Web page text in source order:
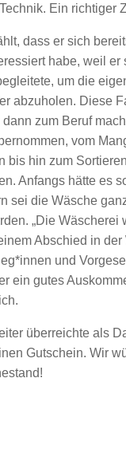
Ein richtiger
dass er sich
habe, weil er
um die
abzuholen. Diese
zum Beruf
vom
bis hin zum
Anfangs hätte es
sei die Wäsche
„Die Wäscherei
Abschied in der
und
ein gutes
überreichte als
Gutschein. Wir